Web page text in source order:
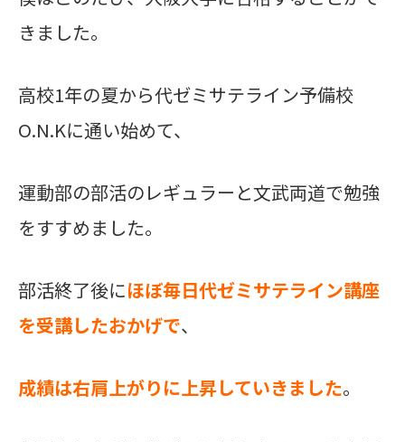
きました。
高校1年の夏から代ゼミサテライン予備校
O.N.Kに通い始めて、
運動部の部活のレギュラーと文武両道で勉強
をすすめました。
部活終了後にほぼ毎日代ゼミサテライン講座
を受講したおかげで、
成績は右肩上がりに上昇していきました。